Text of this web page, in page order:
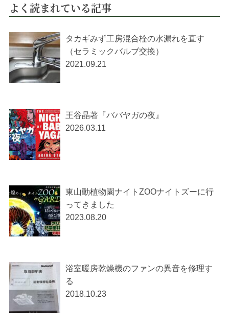
よく読まれている記事
タカギみず工房混合栓の水漏れを直す
（セラミックバルブ交換）
2021.09.21
王谷晶著『ババヤガの夜』
2026.03.11
東山動植物園ナイトZOOナイトズーに行
ってきました
2023.08.20
浴室暖房乾燥機のファンの異音を修理す
る
2018.10.23